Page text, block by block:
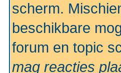
scherm.
beschikbare
forum en topic
mag reacties